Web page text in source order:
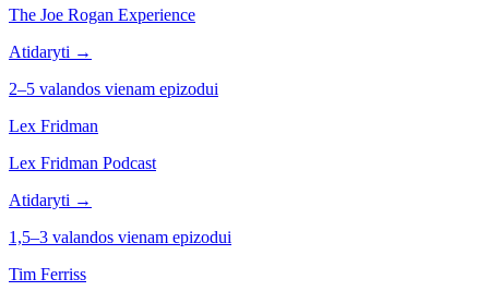
The Joe Rogan Experience
Atidaryti →
2–5 valandos vienam epizodui
Lex Fridman
Lex Fridman Podcast
Atidaryti →
1,5–3 valandos vienam epizodui
Tim Ferriss